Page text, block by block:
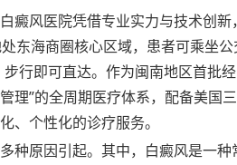
癜风医院凭借专业实力与技术创
东海商圈核心区域，患者可乘坐
行即可直达。作为闽南地区首批
理”的全周期医疗体系，配备美国
、个性化的诊疗服务。
种原因引起。其中，白癜风是一